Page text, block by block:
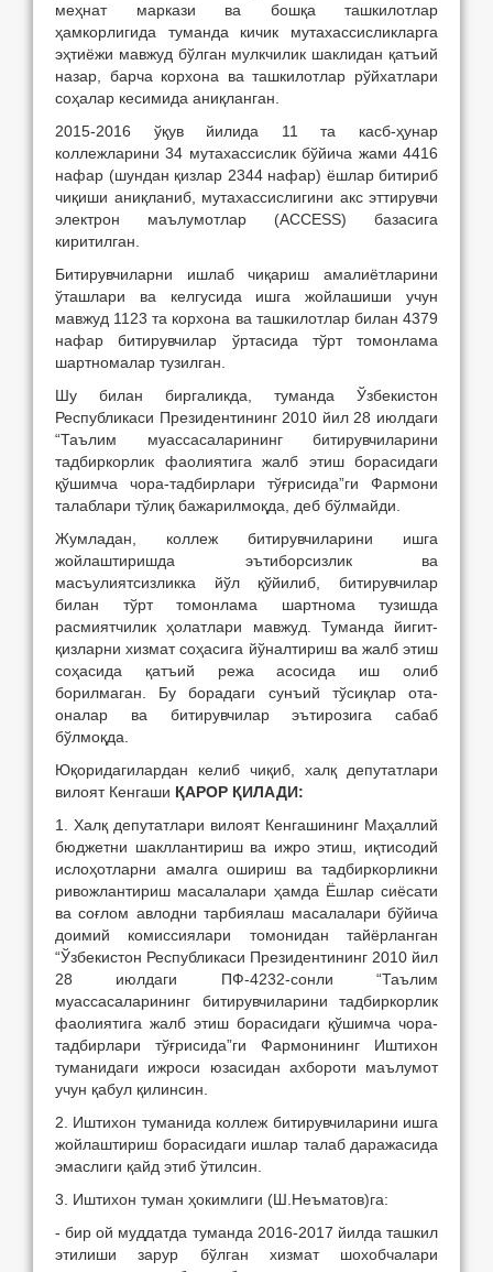
меҳнат маркази ва бошқа ташкилотлар
ҳамкорлигида туманда кичик мутахассисликларга
эҳтиёжи мавжуд бўлган мулкчилик шаклидан қатъий
назар, барча корхона ва ташкилотлар рўйхатлари
соҳалар кесимида аниқланган.
2015-2016 ўқув йилида 11 та касб-ҳунар
коллежларини 34 мутахассислик бўйича жами 4416
нафар (шундан қизлар 2344 нафар) ёшлар битириб
чиқиши аниқланиб, мутахассислигини акс эттирувчи
электрон маълумотлар (ACCESS) базасига
киритилган.
Битирувчиларни ишлаб чиқариш амалиётларини
ўташлари ва келгусида ишга жойлашиши учун
мавжуд 1123 та корхона ва ташкилотлар билан 4379
нафар битирувчилар ўртасида тўрт томонлама
шартномалар тузилган.
Шу билан биргаликда, туманда Ўзбекистон
Республикаси Президентининг 2010 йил 28 июлдаги
“Таълим муассасаларининг битирувчиларини
тадбиркорлик фаолиятига жалб этиш борасидаги
қўшимча чора-тадбирлари тўғрисида”ги Фармони
талаблари тўлиқ бажарилмоқда, деб бўлмайди.
Жумладан, коллеж битирувчиларини ишга
жойлаштиришда эътиборсизлик ва
масъулиятсизликка йўл қўйилиб, битирувчилар
билан тўрт томонлама шартнома тузишда
расмиятчилик ҳолатлари мавжуд. Туманда йигит-
қизларни хизмат соҳасига йўналтириш ва жалб этиш
соҳасида қатъий режа асосида иш олиб
борилмаган. Бу борадаги сунъий тўсиқлар ота-
оналар ва битирувчилар эътирозига сабаб
бўлмоқда.
Юқоридагилардан келиб чиқиб, халқ депутатлари
вилоят Кенгаши ҚАРОР ҚИЛАДИ:
1. Халқ депутатлари вилоят Кенгашининг Маҳаллий
бюджетни шакллантириш ва ижро этиш, иқтисодий
ислоҳотларни амалга ошириш ва тадбиркорликни
ривожлантириш масалалари ҳамда Ёшлар сиёсати
ва соғлом авлодни тарбиялаш масалалари бўйича
доимий комиссиялари томонидан тайёрланган
“Ўзбекистон Республикаси Президентининг 2010 йил
28 июлдаги ПФ-4232-сонли “Таълим
муассасаларининг битирувчиларини тадбиркорлик
фаолиятига жалб этиш борасидаги қўшимча чора-
тадбирлари тўғрисида”ги Фармонининг Иштихон
туманидаги ижроси юзасидан ахбороти маълумот
учун қабул қилинсин.
2. Иштихон туманида коллеж битирувчиларини ишга
жойлаштириш борасидаги ишлар талаб даражасида
эмаслиги қайд этиб ўтилсин.
3. Иштихон туман ҳокимлиги (Ш.Неъматов)га:
- бир ой муддатда туманда 2016-2017 йилда ташкил
этилиши зарур бўлган хизмат шохобчалари